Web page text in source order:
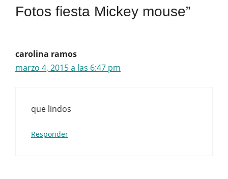
Fotos fiesta Mickey mouse”
carolina ramos
marzo 4, 2015 a las 6:47 pm
que lindos
Responder